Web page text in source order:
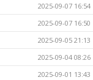
2025-09-07 16:54
2025-09-07 16:50
2025-09-05 21:13
2025-09-04 08:26
2025-09-01 13:43